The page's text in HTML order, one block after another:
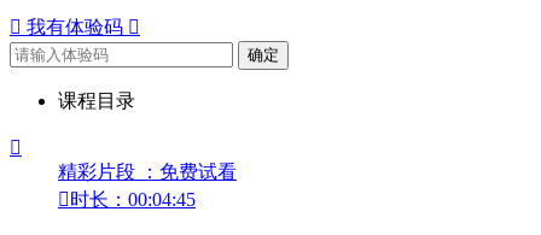
 我有体验码 
确定
课程目录

精彩片段 ：免费试看
时长：00:04:45